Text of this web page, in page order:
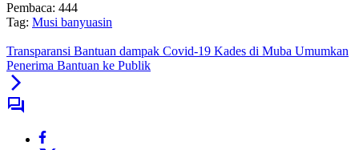
Pembaca: 444
Tag: Musi banyuasin
Transparansi Bantuan dampak Covid-19 Kades di Muba Umumkan
Penerima Bantuan ke Publik